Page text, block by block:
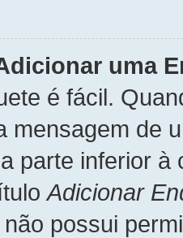
uma
é fácil.
mensagem de
parte inferior
Adicionar
possui